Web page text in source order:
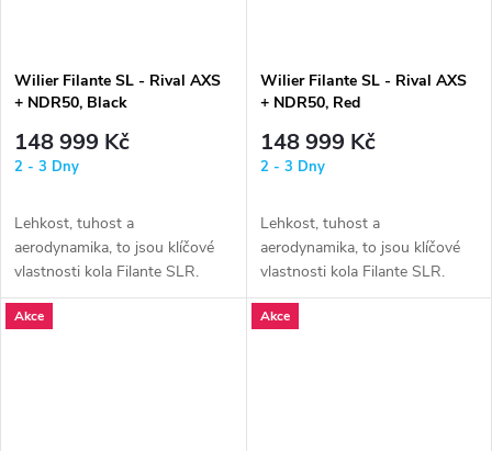
Wilier Filante SL - Rival AXS
+ NDR50, Black
148 999 Kč
2 - 3 Dny
Lehkost, tuhost a
aerodynamika, to jsou klíčové
vlastnosti kola Filante SLR.
Novinka v podobě verze SL
přejímá...
Wilier Filante SL - Rival AXS
+ NDR50, Red
148 999 Kč
2 - 3 Dny
Lehkost, tuhost a
aerodynamika, to jsou klíčové
vlastnosti kola Filante SLR.
Novinka v podobě verze SL
přejímá...
Akce Akce